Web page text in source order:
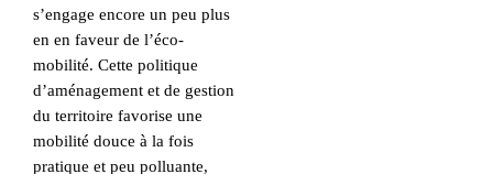
s’engage encore un peu plus
en en faveur de l’éco-
mobilité. Cette politique
d’aménagement et de gestion
du territoire favorise une
mobilité douce à la fois
pratique et peu polluante,